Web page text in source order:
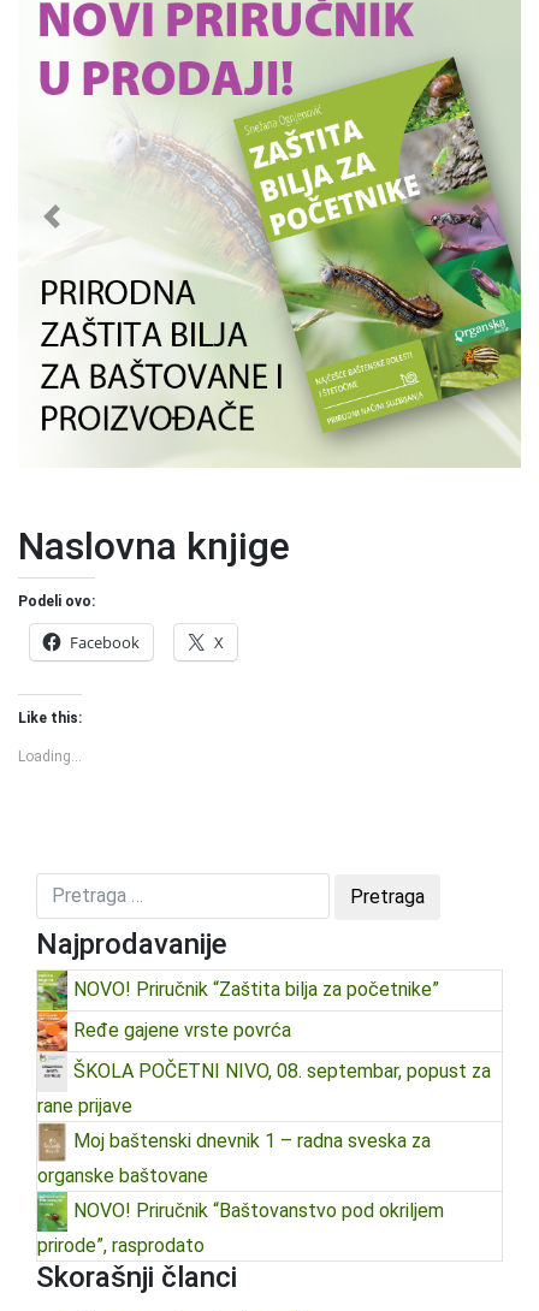
Previous Next
Naslovna knjige
Podeli ovo:
Facebook X
Like this:
Loading...
Najprodavanije
NOVO! Priručnik “Zaštita bilja za početnike”
Ređe gajene vrste povrća
ŠKOLA POČETNI NIVO, 08. septembar, popust za
rane prijave
Moj baštenski dnevnik 1 – radna sveska za
organske baštovane
NOVO! Priručnik “Baštovanstvo pod okriljem
prirode”, rasprodato
Skorašnji članci